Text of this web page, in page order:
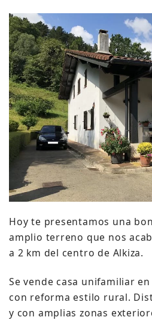
Hoy te presentamos una
amplio terreno que nos
a 2 km del centro de Alkiza.
Se vende casa unifamiliar
con reforma estilo rural.
y con amplias zonas